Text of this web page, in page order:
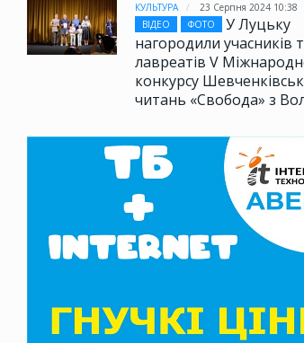
КУЛЬТУРА
23 Серпня 2024 10:38
ВІДЕО
ФОТО
У Луцьку
нагородили учасників
лавреатів V
конкурсу
читань «Свобода» з